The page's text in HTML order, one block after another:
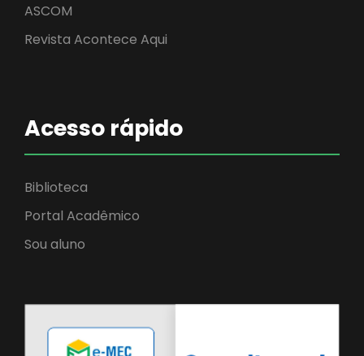
ASCOM
Revista Acontece Aqui
Acesso rápido
Biblioteca
Portal Acadêmico
Sou aluno